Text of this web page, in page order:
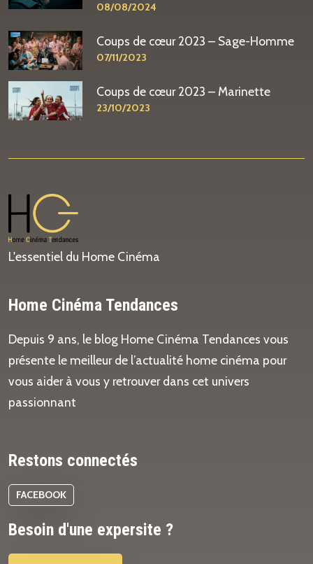
08/08/2024
Coups de cœur 2023 – Sage-Homme
07/11/2023
Coups de cœur 2023 – Marinette
23/10/2023
L'essentiel du Home Cinéma
Home Cinéma Tendances
Depuis 9 ans, le blog Home Cinéma Tendances vous
présente le meilleur de l’actualité home cinéma pour
vous aider à vous y retrouver dans cet univers
passionnant
Restons connectés
FACEBOOK
Besoin d'une expersite ?